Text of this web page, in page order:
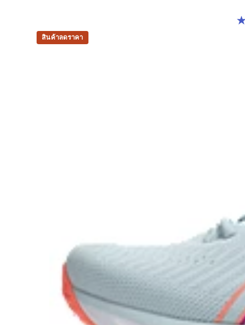
4.7 จาก 5 ดาว
สินค้าลดราคา